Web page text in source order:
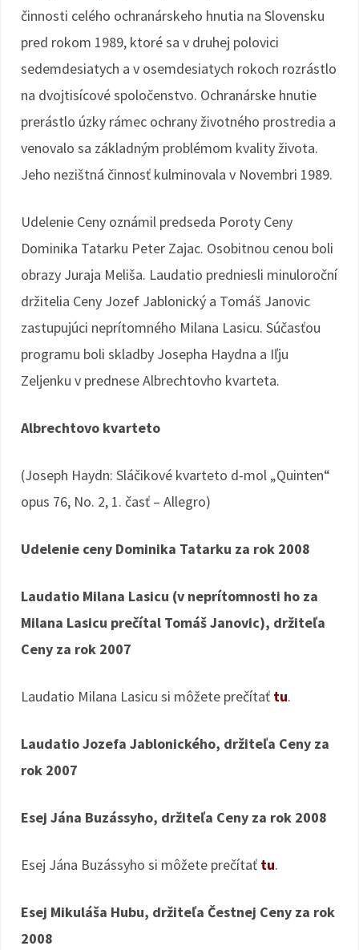
činnosti celého ochranárskeho hnutia na Slovensku
pred rokom 1989, ktoré sa v druhej polovici
sedemdesiatych a v osemdesiatych rokoch rozrástlo
na dvojtisícové spoločenstvo. Ochranárske hnutie
prerástlo úzky rámec ochrany životného prostredia a
venovalo sa základným problémom kvality života.
Jeho nezištná činnosť kulminovala v Novembri 1989.
Udelenie Ceny oznámil predseda Poroty Ceny
Dominika Tatarku Peter Zajac. Osobitnou cenou boli
obrazy Juraja Meliša. Laudatio predniesli minuloroční
držitelia Ceny Jozef Jablonický a Tomáš Janovic
zastupujúci neprítomného Milana Lasicu. Súčasťou
programu boli skladby Josepha Haydna a Iľju
Zeljenku v prednese Albrechtovho kvarteta.
Albrechtovo kvarteto
(Joseph Haydn: Sláčikové kvarteto d-mol „Quinten“
opus 76, No. 2, 1. časť – Allegro)
Udelenie ceny Dominika Tatarku za rok 2008
Laudatio Milana Lasicu (v neprítomnosti ho za
Milana Lasicu prečítal Tomáš Janovic), držiteľa
Ceny za rok 2007
Laudatio Milana Lasicu si môžete prečítať tu.
Laudatio Jozefa Jablonického, držiteľa Ceny za
rok 2007
Esej Jána Buzássyho, držiteľa Ceny za rok 2008
Esej Jána Buzássyho si môžete prečítať tu.
Esej Mikuláša Hubu, držiteľa Čestnej Ceny za rok
2008